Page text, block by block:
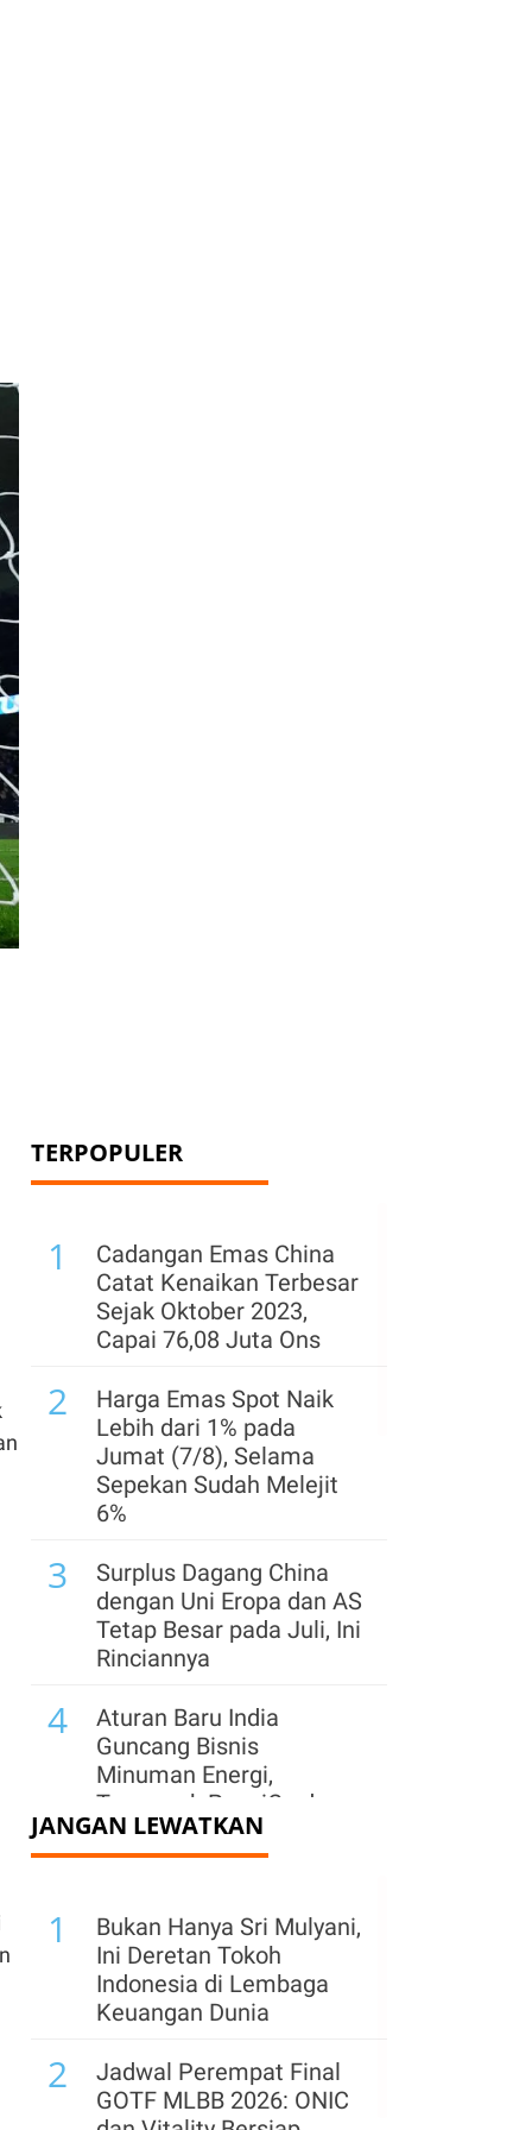
TERPOPULER
1
Cadangan Emas China
Catat Kenaikan Terbesar
Sejak Oktober 2023,
Capai 76,08 Juta Ons
2
Harga Emas Spot Naik
Lebih dari 1% pada
Jumat (7/8), Selama
Sepekan Sudah Melejit
6%
3
Surplus Dagang China
dengan Uni Eropa dan AS
Tetap Besar pada Juli, Ini
Rinciannya
4
Aturan Baru India
Guncang Bisnis
Minuman Energi,
Termasuk PepsiCo dan
Red Bull
Pakistan Bentuk Pakta
Pertahanan di Tengah
Krisis Timur Tengah
Ekspor Logam Tanah
Jarang China Turun ke
Level Terendah Empat
Bulan pada Juli
JANGAN LEWATKAN
1
Bukan Hanya Sri Mulyani,
Ini Deretan Tokoh
Indonesia di Lembaga
Keuangan Dunia
2
Jadwal Perempat Final
GOTF MLBB 2026: ONIC